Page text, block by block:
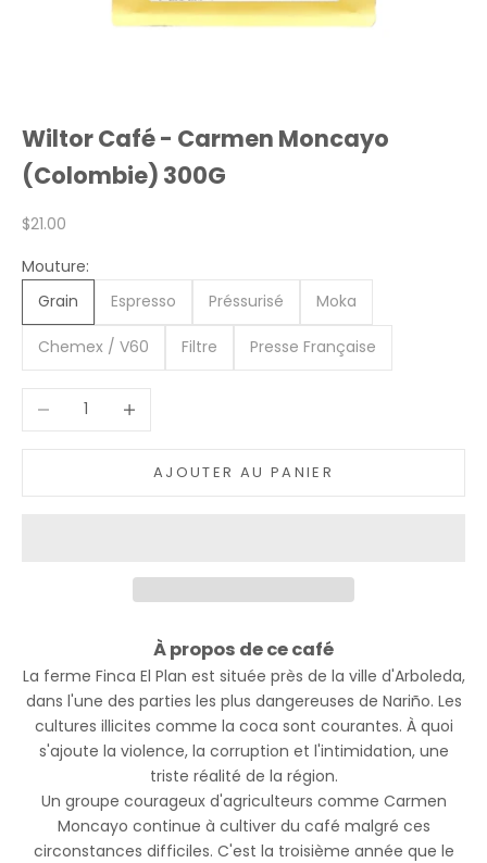
Wiltor Café - Carmen Moncayo
(Colombie) 300G
Prix de vente
$21.00
Mouture:
Grain
Espresso Préssurisé Moka
Chemex / V60 Filtre Presse Française
Diminuer la quantitéAugmenter la quantité
AJOUTER AU PANIER
À propos de ce café
La ferme Finca El Plan est située près de la ville d'Arboleda,
dans l'une des parties les plus dangereuses de Nariño. Les
cultures illicites comme la coca sont courantes. À quoi
s'ajoute la violence, la corruption et l'intimidation, une
triste réalité de la région.
Un groupe courageux d'agriculteurs comme Carmen
Moncayo continue à cultiver du café malgré ces
circonstances difficiles. C'est la troisième année que le